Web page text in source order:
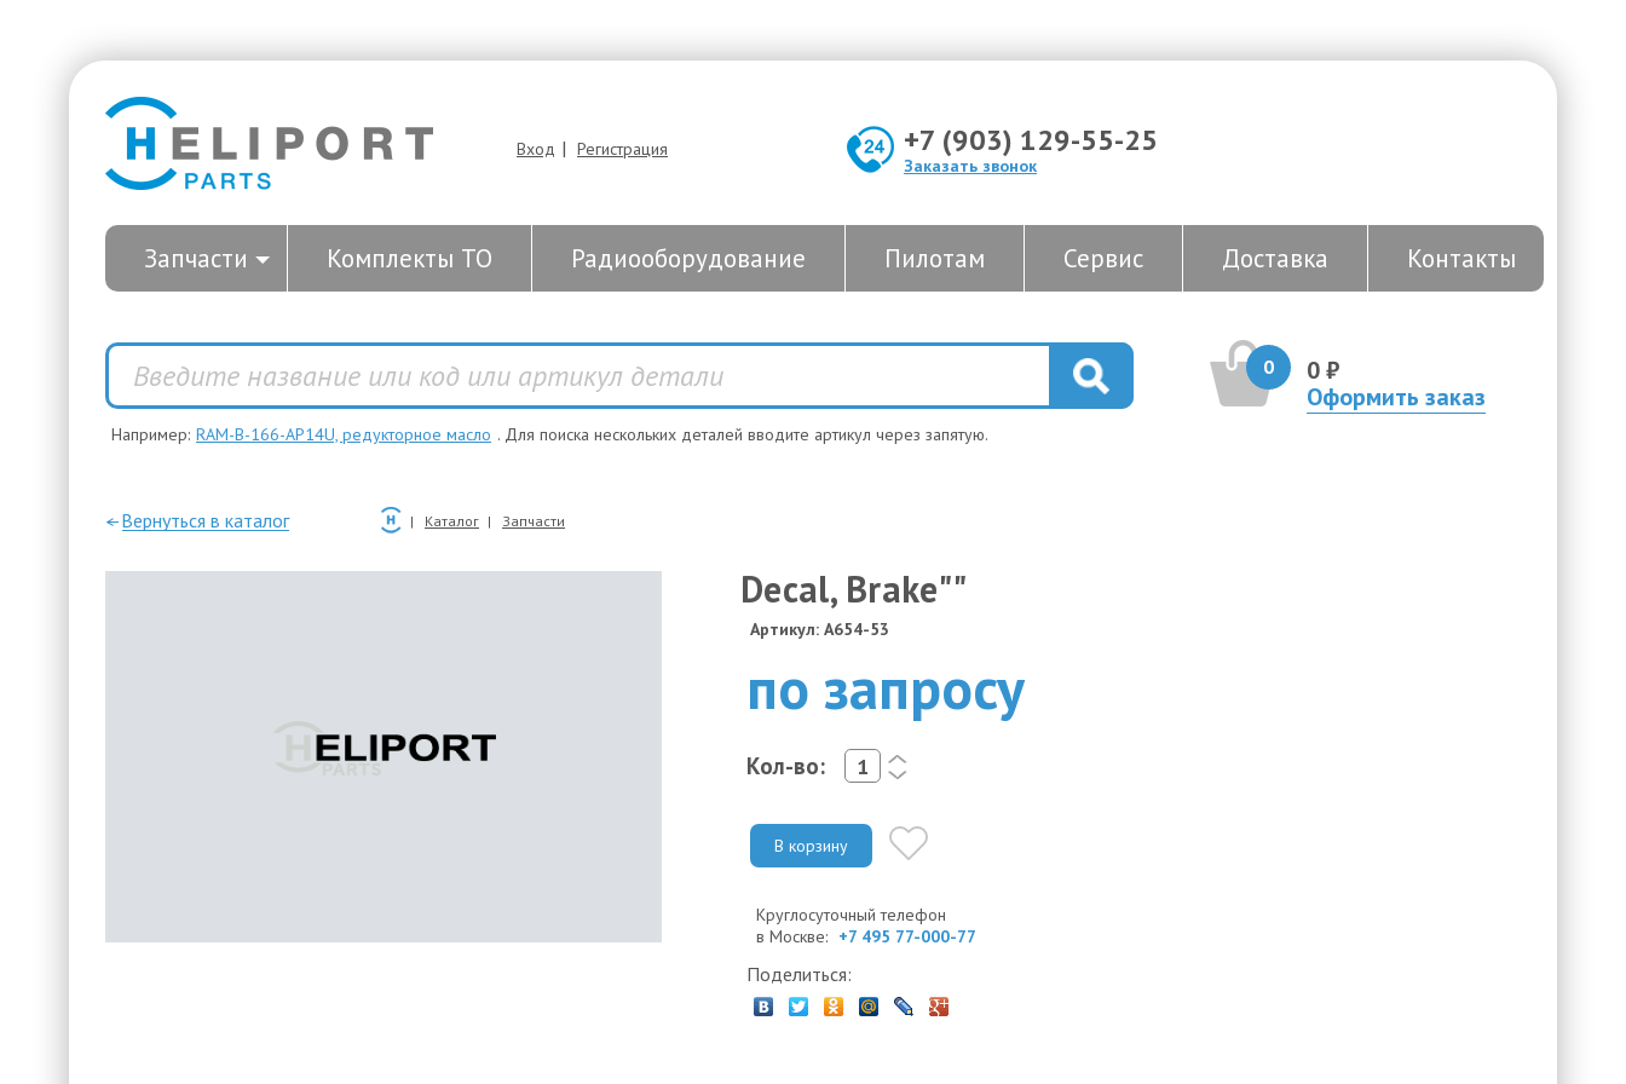
Вход | Регистрация +7 (903) 129-55-25
Заказать звонок
Запчасти Комплекты ТО Радиооборудование Пилотам Сервис Доставка Контакты
0
0 ₽
Оформить заказ
Например: RAM-B-166-AP14U, редукторное масло . Для поиска нескольких деталей вводите артикул через запятую.
—Вернуться в каталог Каталог Запчасти
Decal, Brake""
Артикул: A654-53
по запросу
Кол-во:
<
>
В корзину
Круглосуточный телефон
в Москве: +7 495 77-000-77
Поделиться: